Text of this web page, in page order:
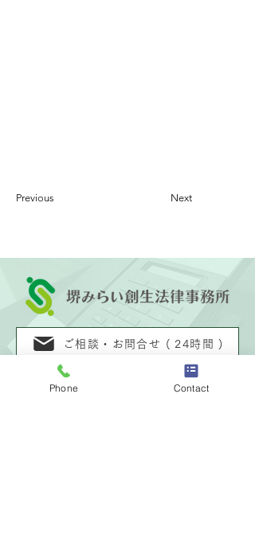
Previous Next
ご相談・お問合せ ( 24時間 )
Phone Contact